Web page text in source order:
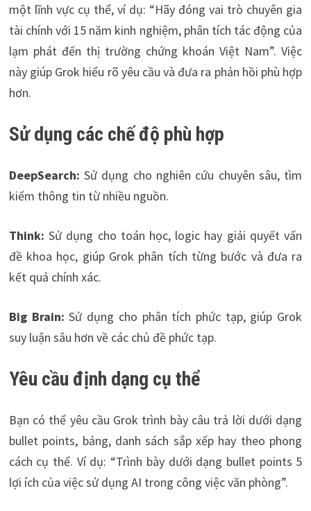
một lĩnh vực cụ thể, ví dụ: “Hãy đóng vai trò chuyên gia
tài chính với 15 năm kinh nghiệm, phân tích tác động của
lạm phát đến thị trường chứng khoán Việt Nam”. Việc
này giúp Grok hiểu rõ yêu cầu và đưa ra phản hồi phù hợp
hơn.
Sử dụng các chế độ phù hợp
DeepSearch: Sử dụng cho nghiên cứu chuyên sâu, tìm
kiếm thông tin từ nhiều nguồn.
Think: Sử dụng cho toán học, logic hay giải quyết vấn
đề khoa học, giúp Grok phân tích từng bước và đưa ra
kết quả chính xác.
Big Brain: Sử dụng cho phân tích phức tạp, giúp Grok
suy luận sâu hơn về các chủ đề phức tạp.
Yêu cầu định dạng cụ thể
Bạn có thể yêu cầu Grok trình bày câu trả lời dưới dạng
bullet points, bảng, danh sách sắp xếp hay theo phong
cách cụ thể. Ví dụ: “Trình bày dưới dạng bullet points 5
lợi ích của việc sử dụng AI trong công việc văn phòng”.